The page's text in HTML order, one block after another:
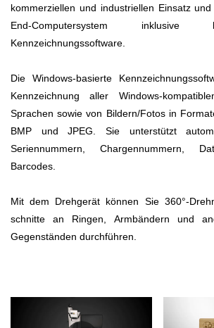
kommerziellen und industriellen Einsatz
End-Computersystem inklusive
Kennzeichnungssoftware.
Die Windows-basierte
Kennzeichnung aller Windows-
Sprachen sowie von Bildern/Fotos in
BMP und JPEG. Sie unterstützt
Seriennummern, Chargennummern,
Barcodes.
Mit dem Drehgerät können Sie 360°-
schnitte an Ringen, Armbändern und
Gegenständen durchführen.